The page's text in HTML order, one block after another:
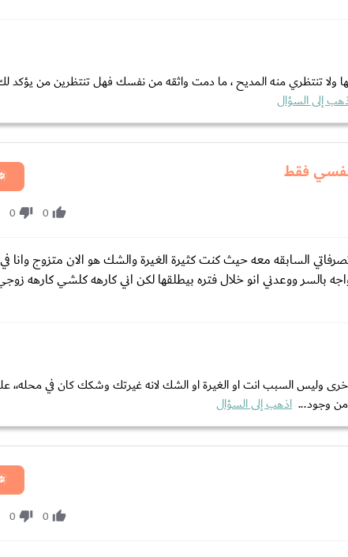
ولا تنتظري منه المديح ، ما دمت واثقه من نفسك فهل تنتظرين من يؤكد
إلى السؤال
فقط
0
0
السابقه معه حيث كنت كثيرة الغيرة والشك هو الان متزوج وانا
بالسر ووعدني انو خلال فتره بيطلقها لكن اني كارهه كلشي كارهه
وليس السبب انت او الغيرة او الشك لانه غيرتك وشكك كان في محله،،
وجود... اذهب إلى السؤال
0
0